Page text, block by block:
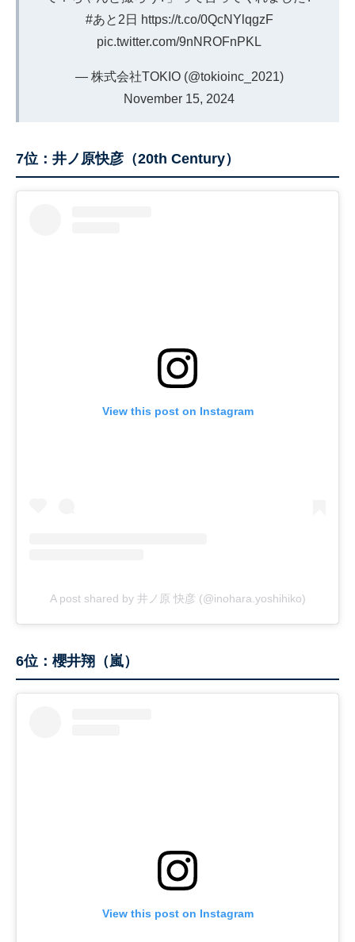
#あと2日 https://t.co/0QcNYlqgzF
pic.twitter.com/9nNROFnPKL
— 株式会社TOKIO (@tokioinc_2021)
November 15, 2024
7位：井ノ原快彦（20th Century）
View this post on Instagram
A post shared by 井ノ原 快彦 (@inohara.yoshihiko)
6位：櫻井翔（嵐）
View this post on Instagram